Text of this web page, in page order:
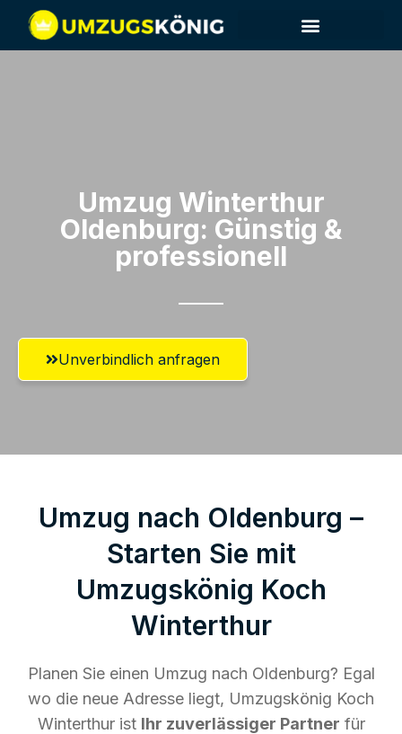
Umzug Winterthur​
Oldenburg: Günstig &
professionell​
Unverbindlich anfragen
Umzug nach Oldenburg –
Starten Sie mit
Umzugskönig Koch
Winterthur
Planen Sie einen Umzug nach Oldenburg? Egal
wo die neue Adresse liegt, Umzugskönig Koch
Winterthur ist Ihr zuverlässiger Partner für